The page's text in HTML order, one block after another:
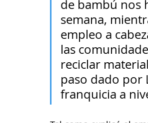
de bambú nos
semana,
empleo a
las
reciclar
paso dado por
franquicia a